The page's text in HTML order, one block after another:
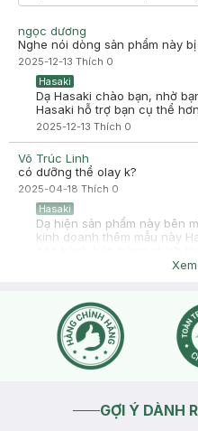
loại bơ hạt mỡ dưỡng ẩm bao
ngọc dương
Nghe nói dòng sản phẩm này
2025-12-13 Thích 0
Hasaki
Dạ Hasaki chào bạn, nhờ
Hasaki hỗ trợ bạn cụ thể
2025-12-13 Thích 0
Võ Trúc Linh
có dưỡng thể olay k?
2025-04-18 Thích 0
Hasaki
Dạ hiện sản phẩm này bên
kinh doanh thêm mẫu này
GỢI Ý DÀNH